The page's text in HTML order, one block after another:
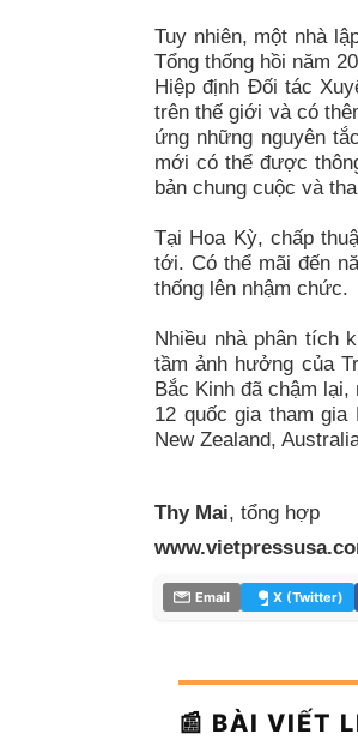
Tuy nhiên, một nhà
Tổng thống hồi năm
Hiệp định Đối tác
trên thế giới và có
ứng những nguyên
mới có thể được
bản chung cuộc và
Tại Hoa Kỳ, chấp
tới. Có thể mãi đến
thống lên nhậm chức.
Nhiều nhà phân tích
tầm ảnh hưởng của
Bắc Kinh đã chậm
12 quốc gia tham gia
New Zealand,
Thy Mai, tổng hợp
Email X (Twitter)
📰 BÀI VIẾT